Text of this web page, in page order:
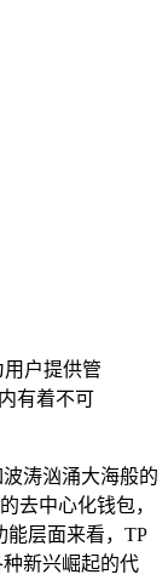
户提供管
有着不可
涛汹涌大海般的
去中心化钱包，
能层面来看，TP
新兴崛起的代